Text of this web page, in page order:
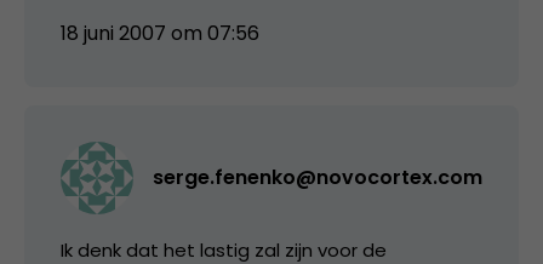
18 juni 2007 om 07:56
serge.fenenko@novocortex.com
Ik denk dat het lastig zal zijn voor de